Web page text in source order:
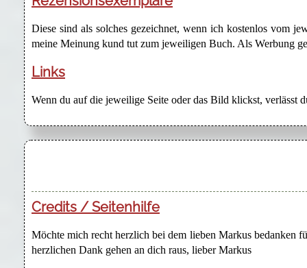
Diese sind als solches gezeichnet, wenn ich kostenlos vom
meine Meinung kund tut zum jeweiligen Buch. Als Werbung
Links
Wenn du auf die jeweilige Seite oder das Bild klickst, verlässt
Credits / Seitenhilfe
Möchte mich recht herzlich bei dem lieben Markus bedanken
herzlichen Dank gehen an dich raus, lieber Markus